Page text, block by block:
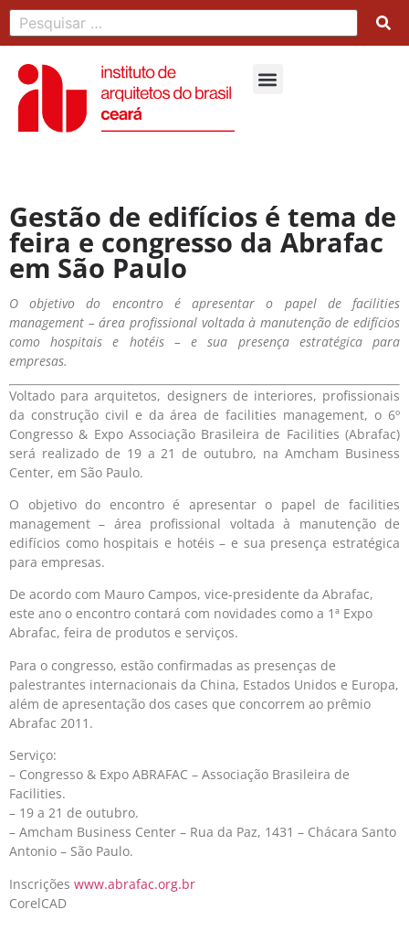
Gestão de edifícios é tema de
feira e congresso da Abrafac
em São Paulo
O objetivo do encontro é apresentar o papel de facilities
management – área profissional voltada à manutenção de edifícios
como hospitais e hotéis – e sua presença estratégica para
empresas.
Voltado para arquitetos, designers de interiores, profissionais
da construção civil e da área de facilities management, o 6º
Congresso & Expo Associação Brasileira de Facilities (Abrafac)
será realizado de 19 a 21 de outubro, na Amcham Business
Center, em São Paulo.
O objetivo do encontro é apresentar o papel de facilities
management – área profissional voltada à manutenção de
edifícios como hospitais e hotéis – e sua presença estratégica
para empresas.
De acordo com Mauro Campos, vice-presidente da Abrafac,
este ano o encontro contará com novidades como a 1ª Expo
Abrafac, feira de produtos e serviços.
Para o congresso, estão confirmadas as presenças de
palestrantes internacionais da China, Estados Unidos e Europa,
além de apresentação dos cases que concorrem ao prêmio
Abrafac 2011.
Serviço:
– Congresso & Expo ABRAFAC – Associação Brasileira de
Facilities.
– 19 a 21 de outubro.
– Amcham Business Center – Rua da Paz, 1431 – Chácara Santo
Antonio – São Paulo.
Inscrições www.abrafac.org.br
CorelCAD